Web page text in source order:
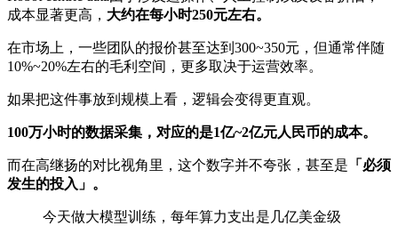
成本显著更高， 大约在每小时250元左右。
在市场上，一些团队的报价甚至达到300~350元，但通常伴随
10%~20%左右的毛利空间，更多取决于运营效率。
如果把这件事放到规模上看，逻辑会变得更直观。
100万小时的数据采集，对应的是1亿~2亿元人民币的成本。
而在高继扬的对比视角里，这个数字并不夸张，甚至是 「必须
发生的投入」。
今天做大模型训练，每年算力支出是几亿美金级